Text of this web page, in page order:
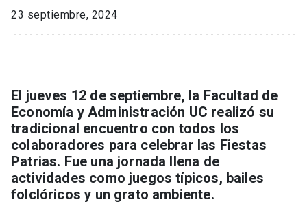
23 septiembre, 2024
El jueves 12 de septiembre, la Facultad de
Economía y Administración UC realizó su
tradicional encuentro con todos los
colaboradores para celebrar las Fiestas
Patrias. Fue una jornada llena de
actividades como juegos típicos, bailes
folclóricos y un grato ambiente.